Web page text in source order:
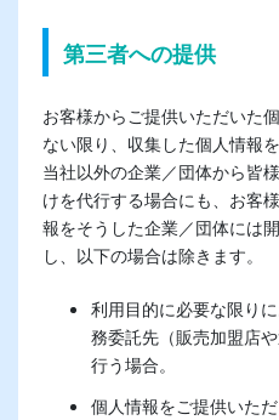
第三者への提供
お客様からご提供いただいた
ない限り、収集した個人情報
当社以外の企業／団体から皆
けを代行する場合にも、お客
報をそうした企業／団体には
し、以下の場合は除きます。
利用目的に必要な限り
務委託先（販売加盟店
行う場合。
個人情報をご提供いた